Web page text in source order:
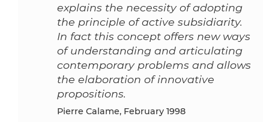
explains the necessity of adopting
the principle of active subsidiarity.
In fact this concept offers new ways
of understanding and articulating
contemporary problems and allows
the elaboration of innovative
propositions.
Pierre Calame, February 1998